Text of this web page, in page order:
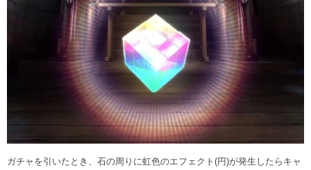
ガチャを引いたとき、石の周りに虹色のエフェクト(円)が発生したらキャ